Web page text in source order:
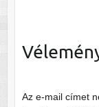
Az e-mail címet